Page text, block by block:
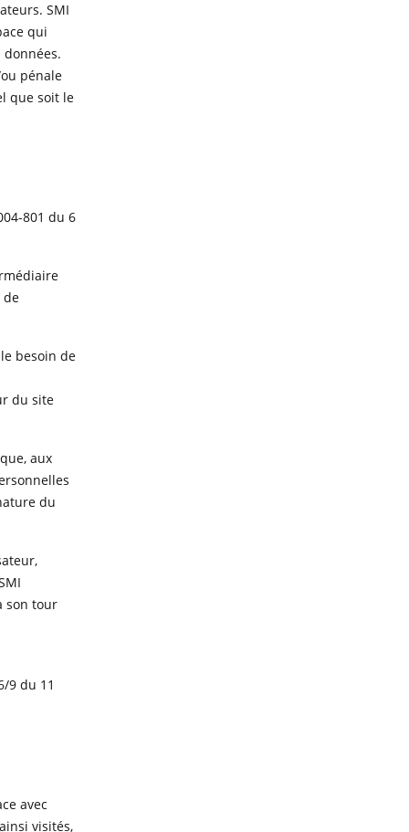
SMI
qui
pénale
que soit le
801 du 6
de
besoin de
du site
aux
du
son tour
9 du 11
avec
visités,